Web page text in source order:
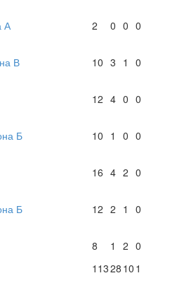
А 2 0 0 0
В 10 3 1 0
12 4 0 0
Б 10 1 0 0
16 4 2 0
Б 12 2 1 0
8 1 2 0
11328 10 1